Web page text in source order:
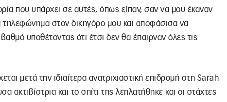
που υπάρχει σε αυτές, όπως είπαν, σαν να μου έκαναν
στον δικηγόρο μου και αποφάσισα να
υποθέτοντας ότι έτσι δεν θα έπαιρναν όλες τις
μετά την ιδιαίτερα ανατριχιαστική επιδρομή στη Sarah
ακτιβίστρια και το σπίτι της λεηλατήθηκε και οι στάχτες